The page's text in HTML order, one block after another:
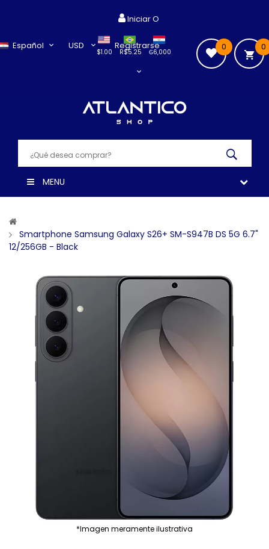
Español USD
$1.00 ₲6,000
R$5.25
Iniciar O
Registrarse 0
0
MENU
Smartphone Samsung Galaxy S26+ SM-S947B DS 5G 6.7"
12/256GB - Black
*Imagen meramente ilustrativa